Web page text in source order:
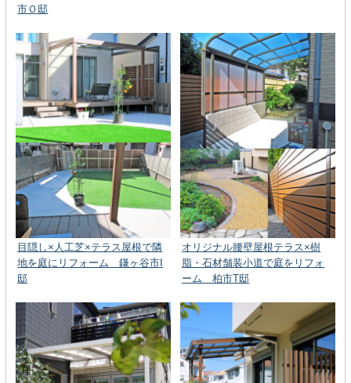
市Ｏ邸
目隠し×人工芝×テラス屋根で隣
地を庭にリフォーム 鎌ヶ谷市I
邸
オリジナル腰壁屋根テラス×樹
脂・石材舗装小道で庭をリフォ
ーム 柏市T邸